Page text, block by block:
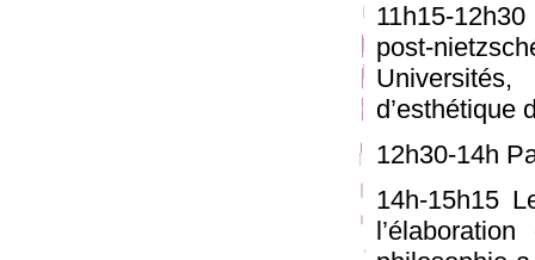
11h15-
post-
d’esthétique
12h30-14h
14h-15h15